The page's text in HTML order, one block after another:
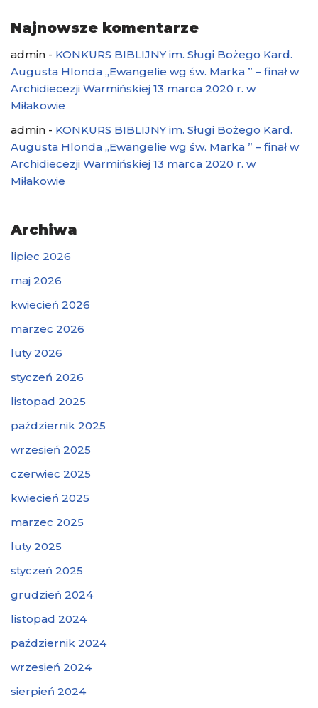
Najnowsze komentarze
admin - KONKURS BIBLIJNY im. Sługi Bożego Kard.
Augusta Hlonda „Ewangelie wg św. Marka ” – finał w
Archidiecezji Warmińskiej 13 marca 2020 r. w
Miłakowie
admin - KONKURS BIBLIJNY im. Sługi Bożego Kard.
Augusta Hlonda „Ewangelie wg św. Marka ” – finał w
Archidiecezji Warmińskiej 13 marca 2020 r. w
Miłakowie
Archiwa
lipiec 2026
maj 2026
kwiecień 2026
marzec 2026
luty 2026
styczeń 2026
listopad 2025
październik 2025
wrzesień 2025
czerwiec 2025
kwiecień 2025
marzec 2025
luty 2025
styczeń 2025
grudzień 2024
listopad 2024
październik 2024
wrzesień 2024
sierpień 2024